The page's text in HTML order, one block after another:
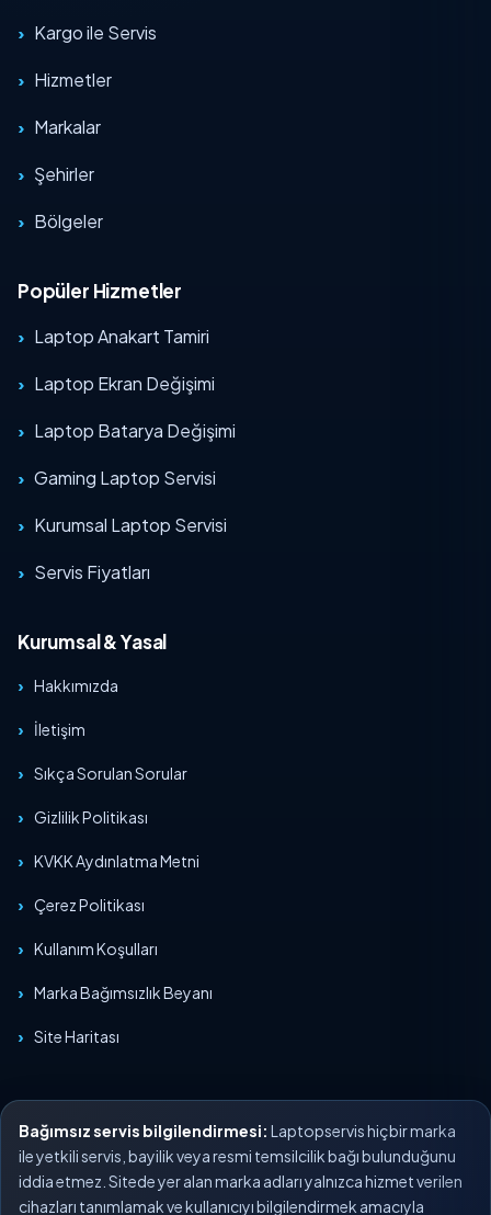
Kargo ile Servis
Hizmetler
Markalar
Şehirler
Bölgeler
Popüler Hizmetler
Laptop Anakart Tamiri
Laptop Ekran Değişimi
Laptop Batarya Değişimi
Gaming Laptop Servisi
Kurumsal Laptop Servisi
Servis Fiyatları
Kurumsal & Yasal
Hakkımızda
İletişim
Sıkça Sorulan Sorular
Gizlilik Politikası
KVKK Aydınlatma Metni
Çerez Politikası
Kullanım Koşulları
Marka Bağımsızlık Beyanı
Site Haritası
Bağımsız servis bilgilendirmesi: Laptopservis hiçbir marka
ile yetkili servis, bayilik veya resmi temsilcilik bağı bulunduğunu
iddia etmez. Sitede yer alan marka adları yalnızca hizmet verilen
cihazları tanımlamak ve kullanıcıyı bilgilendirmek amacıyla